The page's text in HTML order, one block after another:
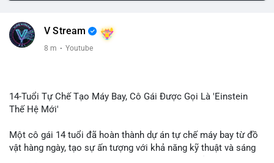
V Stream
8 m · Youtube
14-Tuổi Tự Chế Tạo Máy Bay, Cô Gái Được Gọi Là 'Einstein
Thế Hệ Mới'
Một cô gái 14 tuổi đã hoàn thành dự án tự chế máy bay từ đồ
vật hàng ngày, tạo sự ấn tượng với khả năng kỹ thuật và sáng